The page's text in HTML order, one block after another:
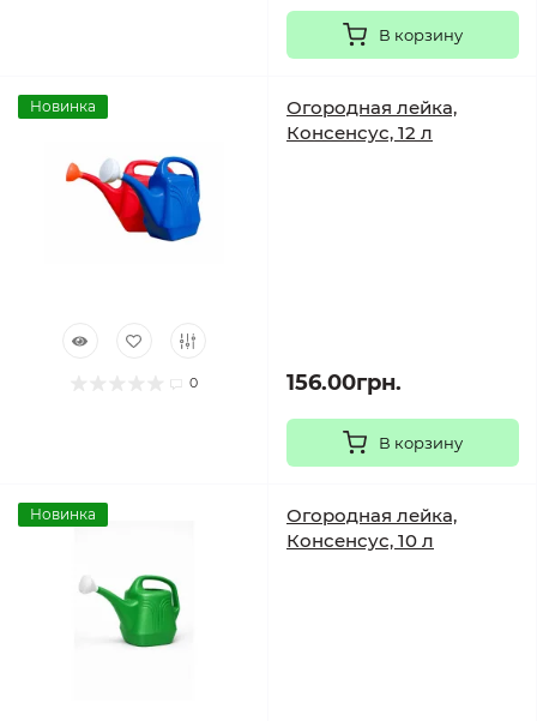
В корзину
Новинка
0
Огородная лейка,
Консенсус, 12 л
156.00грн.
В корзину
Новинка
Огородная лейка,
Консенсус, 10 л